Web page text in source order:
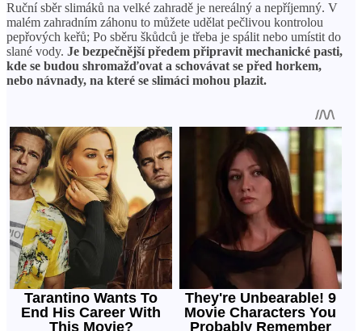
Ruční sběr slimáků na velké zahradě je nereálný a nepříjemný. V
malém zahradním záhonu to můžete udělat pečlivou kontrolou
pepřových keřů; Po sběru škůdců je třeba je spálit nebo umístit do
slané vody. Je bezpečnější předem připravit mechanické pasti,
kde se budou shromažďovat a schovávat se před horkem,
nebo návnady, na které se slimáci mohou plazit.